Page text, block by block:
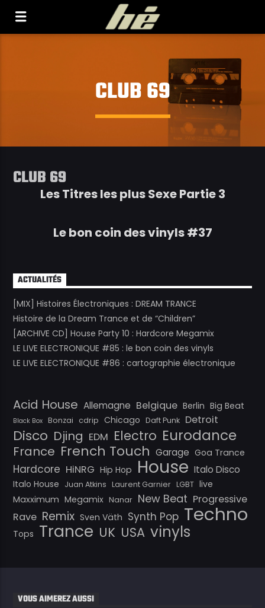
CLUB 69
CLUB 69
Les Titres les plus Sexe Partie 3
Le bon coin des vinyls #37
ACTUALITÉS
[MIX] Histoires Électroniques : DREAM TRANCE
Histoire de la Dream Trance et de “Children”
[ARCHIVE CD] House Party 10 : Hardcore Megamix
LE LIVE ELECTRONIQUE #85 : le bon coin des vinyls
LE LIVE ELECTRONIQUE #86 : cartographie électronique
Acid House Allemagne Belgique Berlin Big Beat
Black Box Bonzai cdrip Chicago Daft Punk Detroit
Disco Djing EDM Electro Eurodance
France French Touch Garage Goa Trance
Hardcore HiNRG Hip Hop House Italo Disco
Italo House Juan Atkins Laurent Garnier LGBT live
Maxximum Megamix Nanar New Beat Progressive
Rave Remix Sven Väth Synth Pop Techno
Tops Trance UK USA vinyls
VOUS AIMEREZ AUSSI